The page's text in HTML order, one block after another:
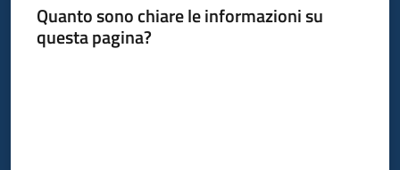
Quanto sono chiare le informazioni su
questa pagina?